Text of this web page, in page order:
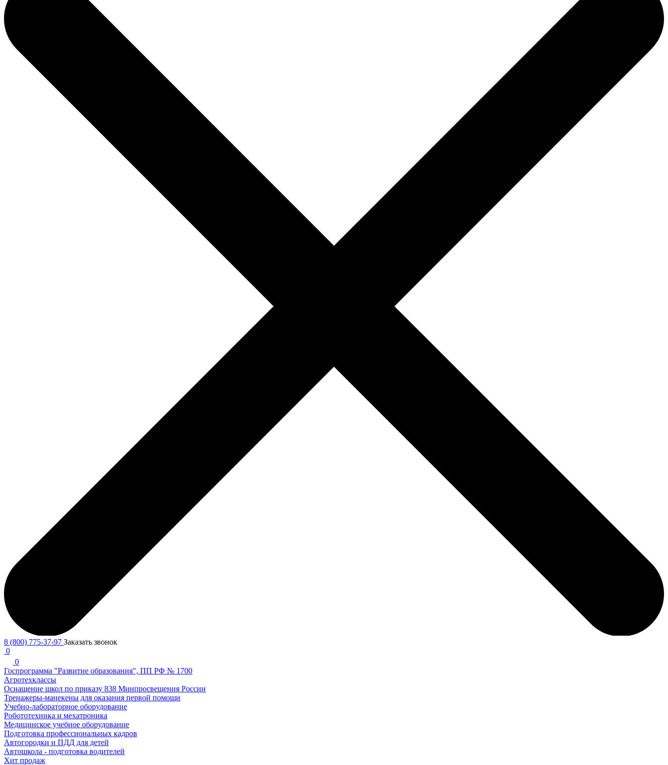
8 (800) 775-37-97 Заказать звонок
0
0
Госпрограмма "Развитие образования", ПП РФ № 1700
Агротехклассы
Оснащение школ по приказу 838 Минпросвещения России
Тренажеры-манекены для оказания первой помощи
Учебно-лабораторное оборудование
Робототехника и мехатроника
Медицинское учебное оборудование
Подготовка профессиональных кадров
Автогородки и ПДД для детей
Автошкола - подготовка водителей
Хит продаж